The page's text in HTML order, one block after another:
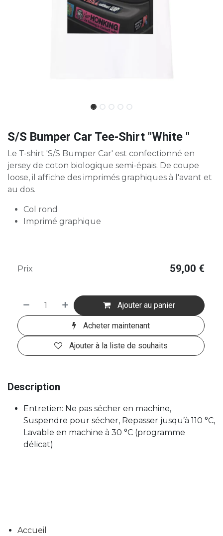
S/S Bumper Car Tee-Shirt "White "
Le T-shirt 'S/S Bumper Car' est confectionné en
jersey de coton biologique semi-épais. De coupe
loose, il affiche des imprimés graphiques à l'avant et
au dos.
Col rond
Imprimé graphique
Ajouter au panier
Acheter maintenant
Ajouter à la liste de souhaits
Prix 59,00 €
Description
Entretien: Ne pas sécher en machine,
Suspendre pour sécher, Repasser jusqu’à 110 °C,
Lavable en machine à 30 °C (programme
délicat)
Accueil